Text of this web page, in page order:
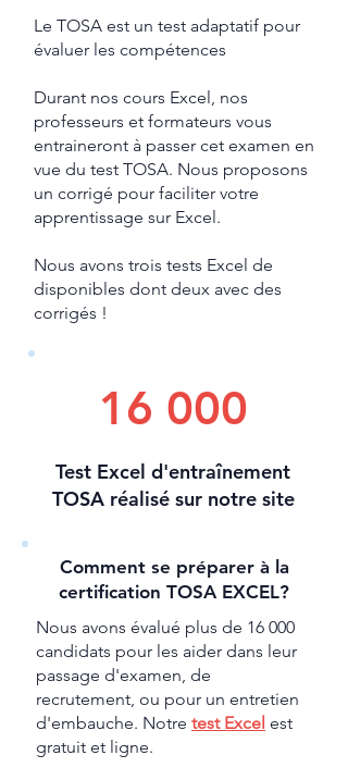
Le TOSA est un test adaptatif pour
évaluer les compétences
Durant nos cours Excel, nos
professeurs et formateurs vous
entraineront à passer cet examen en
vue du test TOSA. ​ Nous proposons
un corrigé pour faciliter votre
apprentissage sur Excel.​
Nous avons trois tests Excel de
disponibles dont deux avec des
corrigés !
16 000
Test Excel d'entraînement
TOSA réalisé sur notre site
Comment se préparer à la
certification TOSA EXCEL?
Nous avons évalué plus de 16 000
candidats pour les aider dans leur
passage d'examen, de
recrutement, ou pour un entretien
d'embauche. Notre test Excel est
gratuit et ligne.